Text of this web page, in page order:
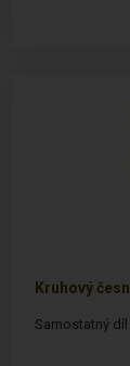
Kruhový
Samostatný díl